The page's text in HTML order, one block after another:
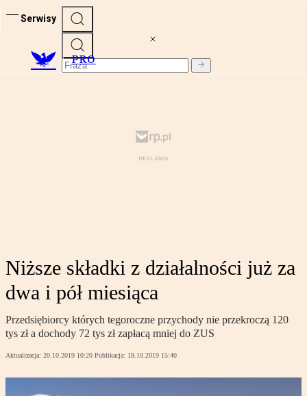
Serwisy
PRO
Niższe składki z działalności już za
dwa i pół miesiąca
Przedsiębiorcy których tegoroczne przychody nie przekroczą 120
tys zł a dochody 72 tys zł zapłacą mniej do ZUS
Aktualizacja: 20.10.2019 10:20 Publikacja: 18.10.2019 15:40